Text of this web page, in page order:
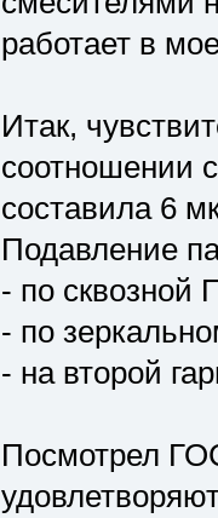
работает в
Итак,
соотношении
составила 6
Подавление
- по сквозной
- по
- на второй
Посмотрел